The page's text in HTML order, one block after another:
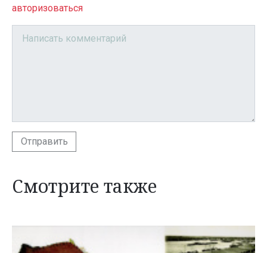
авторизоваться
Отправить
Смотрите также